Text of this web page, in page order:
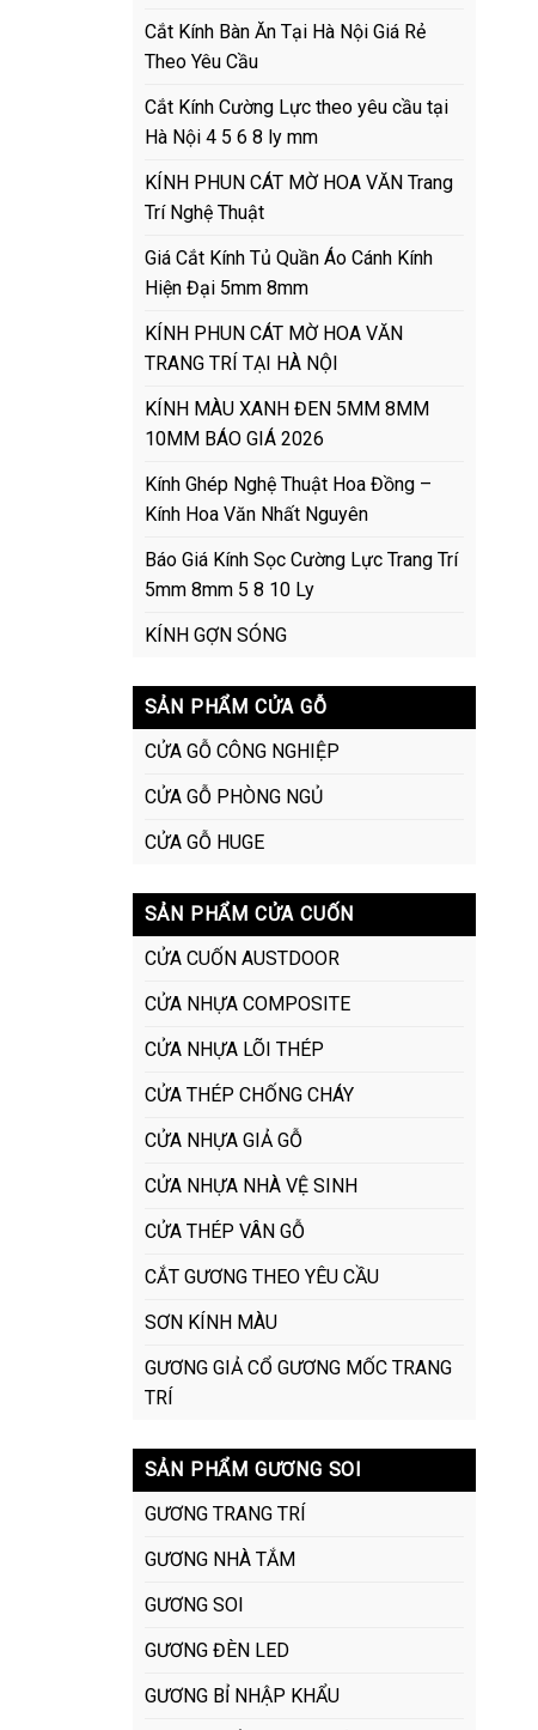
Cắt Kính Bàn Ăn Tại Hà Nội Giá Rẻ
Theo Yêu Cầu
Cắt Kính Cường Lực theo yêu cầu tại
Hà Nội 4 5 6 8 ly mm
KÍNH PHUN CÁT MỜ HOA VĂN Trang
Trí Nghệ Thuật
Giá Cắt Kính Tủ Quần Áo Cánh Kính
Hiện Đại 5mm 8mm
KÍNH PHUN CÁT MỜ HOA VĂN
TRANG TRÍ TẠI HÀ NỘI
KÍNH MÀU XANH ĐEN 5MM 8MM
10MM BÁO GIÁ 2026
Kính Ghép Nghệ Thuật Hoa Đồng –
Kính Hoa Văn Nhất Nguyên
Báo Giá Kính Sọc Cường Lực Trang Trí
5mm 8mm 5 8 10 Ly
KÍNH GỢN SÓNG
SẢN PHẨM CỬA GỖ
CỬA GỖ CÔNG NGHIỆP
CỬA GỖ PHÒNG NGỦ
CỬA GỖ HUGE
SẢN PHẨM CỬA CUỐN
CỬA CUỐN AUSTDOOR
CỬA NHỰA COMPOSITE
CỬA NHỰA LÕI THÉP
CỬA THÉP CHỐNG CHÁY
CỬA NHỰA GIẢ GỖ
CỬA NHỰA NHÀ VỆ SINH
CỬA THÉP VÂN GỖ
CẮT GƯƠNG THEO YÊU CẦU
SƠN KÍNH MÀU
GƯƠNG GIẢ CỔ GƯƠNG MỐC TRANG
TRÍ
SẢN PHẨM GƯƠNG SOI
GƯƠNG TRANG TRÍ
GƯƠNG NHÀ TẮM
GƯƠNG SOI
GƯƠNG ĐÈN LED
GƯƠNG BỈ NHẬP KHẨU